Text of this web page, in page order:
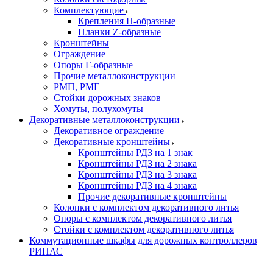
Комплектующие
Крепления П-образные
Планки Z-образные
Кронштейны
Ограждение
Опоры Г-образные
Прочие металлоконструкции
РМП, РМГ
Стойки дорожных знаков
Хомуты, полухомуты
Декоративные металлоконструкции
Декоративное ограждение
Декоративные кронштейны
Кронштейны РДЗ на 1 знак
Кронштейны РДЗ на 2 знака
Кронштейны РДЗ на 3 знака
Кронштейны РДЗ на 4 знака
Прочие декоративные кронштейны
Колонки с комплектом декоративного литья
Опоры с комплектом декоративного литья
Стойки с комплектом декоративного литья
Коммутационные шкафы для дорожных контроллеров
РИПАС